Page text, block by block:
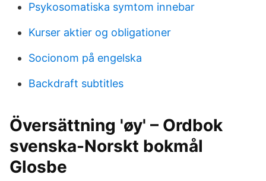
Psykosomatiska symtom innebar
Kurser aktier og obligationer
Socionom på engelska
Backdraft subtitles
Översättning 'øy' – Ordbok
svenska-Norskt bokmål
Glosbe